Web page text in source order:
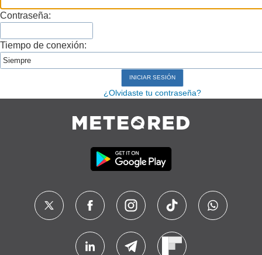
Contraseña:
Tiempo de conexión:
¿Olvidaste tu contraseña?